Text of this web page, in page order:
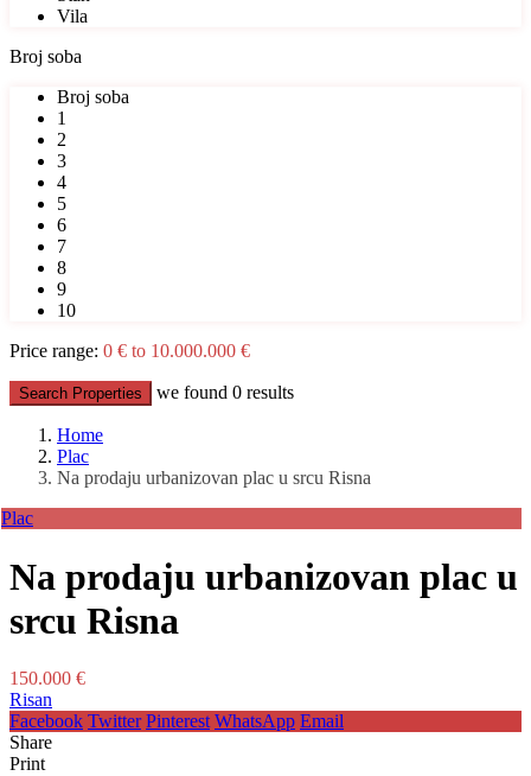
Vila
Broj soba
Broj soba
1
2
3
4
5
6
7
8
9
10
Price range: 0 € to 10.000.000 €
Search Properties we found 0 results
Home
Plac
Na prodaju urbanizovan plac u srcu Risna
Plac
Na prodaju urbanizovan plac u
srcu Risna
150.000 €
Risan
Facebook Twitter Pinterest WhatsApp Email
Share
Print